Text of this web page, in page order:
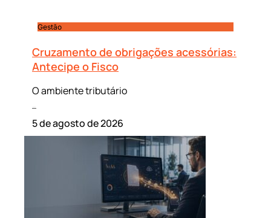
Gestão
Cruzamento de obrigações acessórias:
Antecipe o Fisco
O ambiente tributário
5 de agosto de 2026